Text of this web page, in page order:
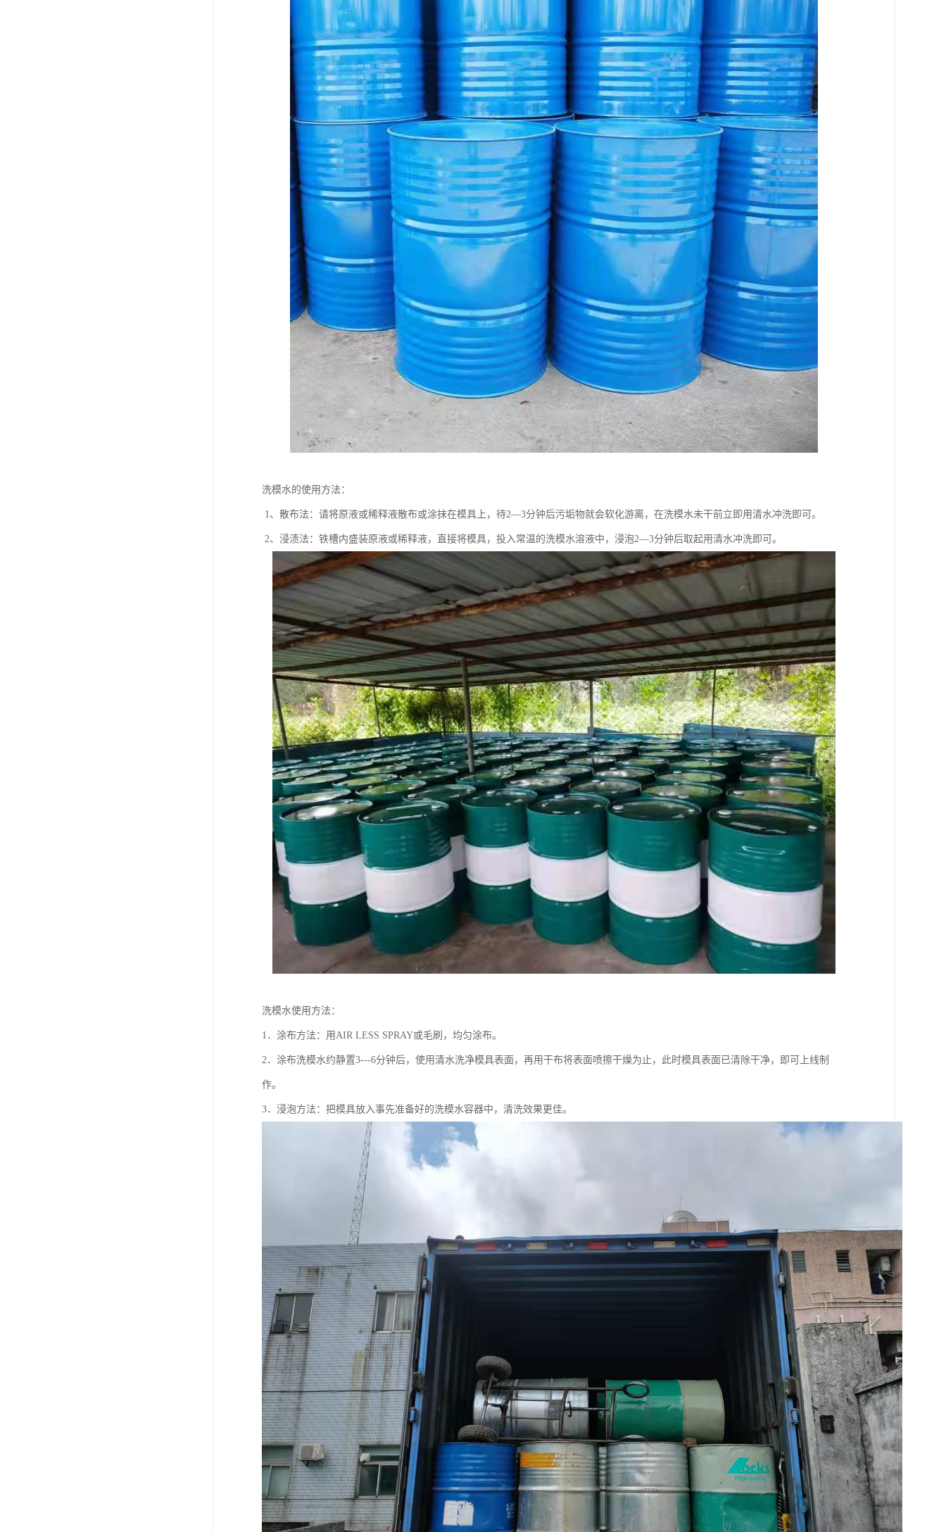
洗模水的使用方法：
1、散布法：请将原液或稀释液散布或涂抹在模具上，待2—3分钟后污垢物就会软化游离，在洗模水未干前立即用清水冲洗即可。
2、浸渍法：铁槽内盛装原液或稀释液，直接将模具，投入常温的洗模水溶液中，浸泡2—3分钟后取起用清水冲洗即可。
洗模水使用方法：
1．涂布方法：用AIR LESS SPRAY或毛刷，均匀涂布。
2．涂布洗模水约静置3---6分钟后，使用清水洗净模具表面，再用干布将表面喷擦干燥为止，此时模具表面已清除干净，即可上线制
作。
3．浸泡方法：把模具放入事先准备好的洗模水容器中，清洗效果更佳。